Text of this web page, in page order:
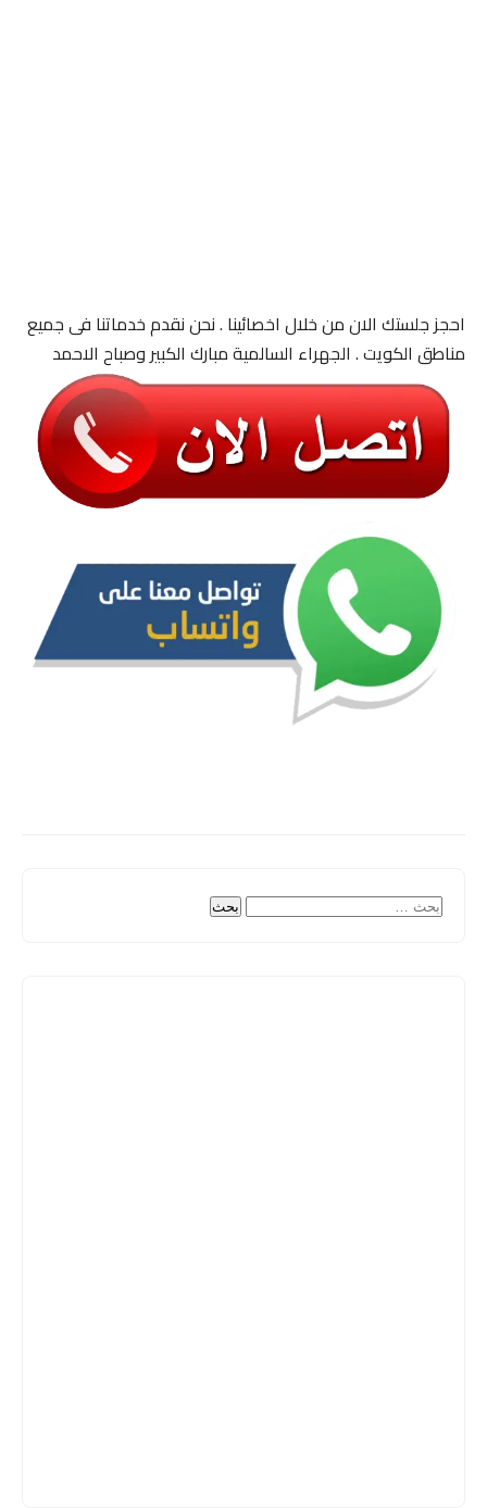
احجز جلستك الان من خلال اخصائينا . نحن نقدم خدماتنا فى جميع
مناطق الكويت . الجهراء السالمية مبارك الكبير وصباح الاحمد
البحث